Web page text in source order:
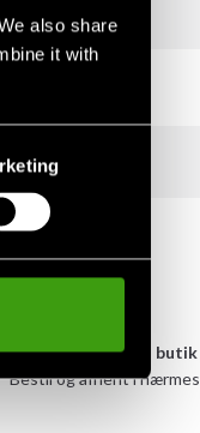
also share
it with
Afhentes i butik
Bestil og afhent i